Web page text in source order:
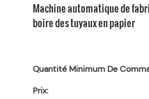
Machine automatique de
boire des tuyaux en papier
Quantité Minimum De
Prix: